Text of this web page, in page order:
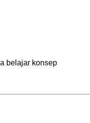
belajar konsep